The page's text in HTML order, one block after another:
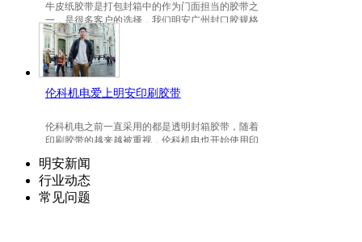
牛皮纸胶带是打包封箱中的作为门面担当的胶带之
一，是很多客户的选择，我们明安广州封口胶规格
包装的牛皮纸胶带就是汤斯敦的选择。
伦科机电爱上明安印刷胶带
伦科机电之前一直采用的都是透明封箱胶带，随着
印刷胶带的越来越被重视，伦科机电也开始使用印
明安新闻
行业动态
常见问题